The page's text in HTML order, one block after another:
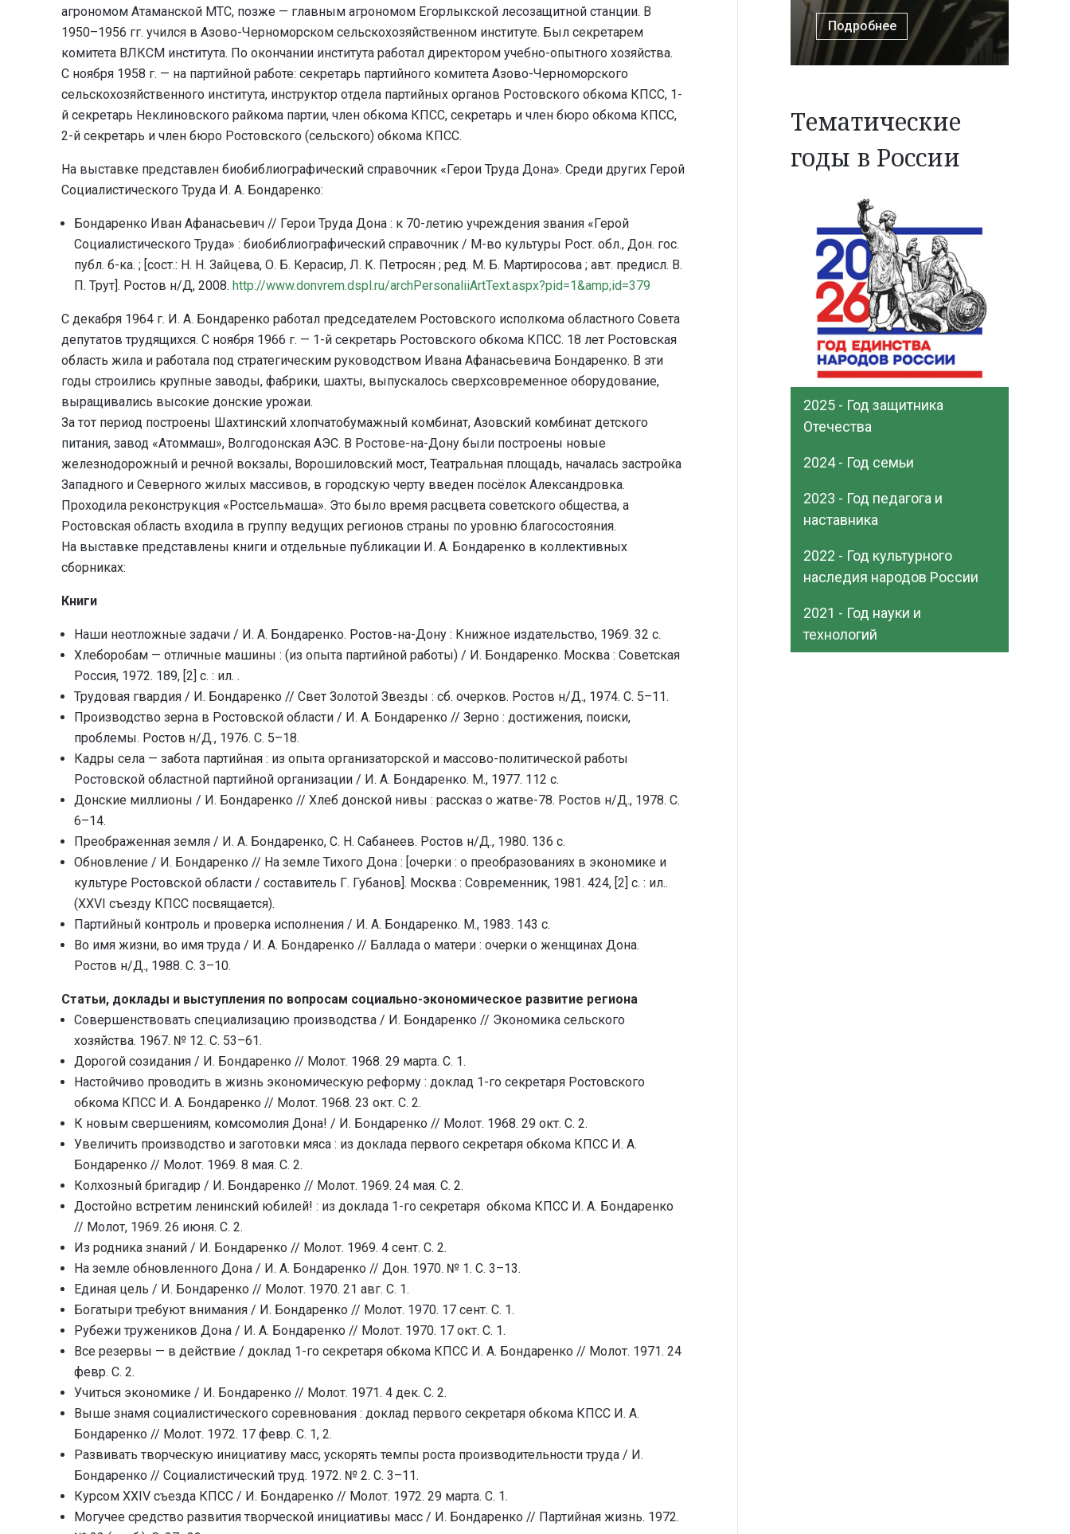
агрономом Атаманской МТС, позже — главным агрономом Егорлыкской лесозащитной станции. В
1950–1956 гг. учился в Азово-Черноморском сельскохозяйственном институте. Был секретарем
комитета ВЛКСМ института. По окончании института работал директором учебно-опытного хозяйства.
С ноября 1958 г. — на партийной работе: секретарь партийного комитета Азово-Черноморского
сельскохозяйственного института, инструктор отдела партийных органов Ростовского обкома КПСС, 1-
й секретарь Неклиновского райкома партии, член обкома КПСС, секретарь и член бюро обкома КПСС,
2-й секретарь и член бюро Ростовского (сельского) обкома КПСС.
На выставке представлен биобиблиографический справочник «Герои Труда Дона». Среди других Герой
Социалистического Труда И. А. Бондаренко:
Бондаренко Иван Афанасьевич // Герои Труда Дона : к 70-летию учреждения звания «Герой
Социалистического Труда» : биобиблиографический справочник / М-во культуры Рост. обл., Дон. гос.
публ. б-ка. ; [сост.: Н. Н. Зайцева, О. Б. Керасир, Л. К. Петросян ; ред. М. Б. Мартиросова ; авт. предисл. В.
П. Трут]. Ростов н/Д, 2008. http://www.donvrem.dspl.ru/archPersonaliiArtText.aspx?pid=1&amp;id=379
С декабря 1964 г. И. А. Бондаренко работал председателем Ростовского исполкома областного Совета
депутатов трудящихся. С ноября 1966 г. — 1-й секретарь Ростовского обкома КПСС. 18 лет Ростовская
область жила и работала под стратегическим руководством Ивана Афанасьевича Бондаренко. В эти
годы строились крупные заводы, фабрики, шахты, выпускалось сверхсовременное оборудование,
выращивались высокие донские урожаи.
За тот период построены Шахтинский хлопчатобумажный комбинат, Азовский комбинат детского
питания, завод «Атоммаш», Волгодонская АЭС. В Ростове-на-Дону были построены новые
железнодорожный и речной вокзалы, Ворошиловский мост, Театральная площадь, началась застройка
Западного и Северного жилых массивов, в городскую черту введен посёлок Александровка.
Проходила реконструкция «Ростсельмаша». Это было время расцвета советского общества, а
Ростовская область входила в группу ведущих регионов страны по уровню благосостояния.
На выставке представлены книги и отдельные публикации И. А. Бондаренко в коллективных
сборниках:
Книги
Наши неотложные задачи / И. А. Бондаренко. Ростов-на-Дону : Книжное издательство, 1969. 32 с.
Хлеборобам — отличные машины : (из опыта партийной работы) / И. Бондаренко. Москва : Советская
Россия, 1972. 189, [2] с. : ил. .
Трудовая гвардия / И. Бондаренко // Свет Золотой Звезды : сб. очерков. Ростов н/Д., 1974. С. 5–11.
Производство зерна в Ростовской области / И. А. Бондаренко // Зерно : достижения, поиски,
проблемы. Ростов н/Д., 1976. С. 5–18.
Кадры села — забота партийная : из опыта организаторской и массово-политической работы
Ростовской областной партийной организации / И. А. Бондаренко. М., 1977. 112 с.
Донские миллионы / И. Бондаренко // Хлеб донской нивы : рассказ о жатве-78. Ростов н/Д., 1978. С.
6–14.
Преображенная земля / И. А. Бондаренко, С. Н. Сабанеев. Ростов н/Д., 1980. 136 с.
Обновление / И. Бондаренко // На земле Тихого Дона : [очерки : о преобразованиях в экономике и
культуре Ростовской области / составитель Г. Губанов]. Москва : Современник, 1981. 424, [2] с. : ил..
(XXVI съезду КПСС посвящается).
Партийный контроль и проверка исполнения / И. А. Бондаренко. М., 1983. 143 с.
Во имя жизни, во имя труда / И. А. Бондаренко // Баллада о матери : очерки о женщинах Дона.
Ростов н/Д., 1988. С. 3–10.
Статьи, доклады и выступления по вопросам социально-экономическое развитие региона
Совершенствовать специализацию производства / И. Бондаренко // Экономика сельского
хозяйства. 1967. № 12. С. 53–61.
Дорогой созидания / И. Бондаренко // Молот. 1968. 29 марта. С. 1.
Настойчиво проводить в жизнь экономическую реформу : доклад 1-го секретаря Ростовского
обкома КПСС И. А. Бондаренко // Молот. 1968. 23 окт. С. 2.
К новым свершениям, комсомолия Дона! / И. Бондаренко // Молот. 1968. 29 окт. С. 2.
Увеличить производство и заготовки мяса : из доклада первого секретаря обкома КПСС И. А.
Бондаренко // Молот. 1969. 8 мая. С. 2.
Колхозный бригадир / И. Бондаренко // Молот. 1969. 24 мая. С. 2.
Достойно встретим ленинский юбилей! : из доклада 1-го секретаря обкома КПСС И. А. Бондаренко
// Молот, 1969. 26 июня. С. 2.
Из родника знаний / И. Бондаренко // Молот. 1969. 4 сент. С. 2.
На земле обновленного Дона / И. А. Бондаренко // Дон. 1970. № 1. С. 3–13.
Единая цель / И. Бондаренко // Молот. 1970. 21 авг. С. 1.
Богатыри требуют внимания / И. Бондаренко // Молот. 1970. 17 сент. С. 1.
Рубежи тружеников Дона / И. А. Бондаренко // Молот. 1970. 17 окт. С. 1.
Все резервы — в действие / доклад 1-го секретаря обкома КПСС И. А. Бондаренко // Молот. 1971. 24
февр. С. 2.
Учиться экономике / И. Бондаренко // Молот. 1971. 4 дек. С. 2.
Выше знамя социалистического соревнования : доклад первого секретаря обкома КПСС И. А.
Бондаренко // Молот. 1972. 17 февр. С. 1, 2.
Развивать творческую инициативу масс, ускорять темпы роста производительности труда / И.
Бондаренко // Социалистический труд. 1972. № 2. С. 3–11.
Курсом XXIV съезда КПСС / И. Бондаренко // Молот. 1972. 29 марта. С. 1.
Могучее средство развития творческой инициативы масс / И. Бондаренко // Партийная жизнь. 1972.
Подробнее
Тематические
годы в России
2025 - Год защитника
Отечества
2024 - Год семьи
2023 - Год педагога и
наставника
2022 - Год культурного
наследия народов России
2021 - Год науки и
технологий